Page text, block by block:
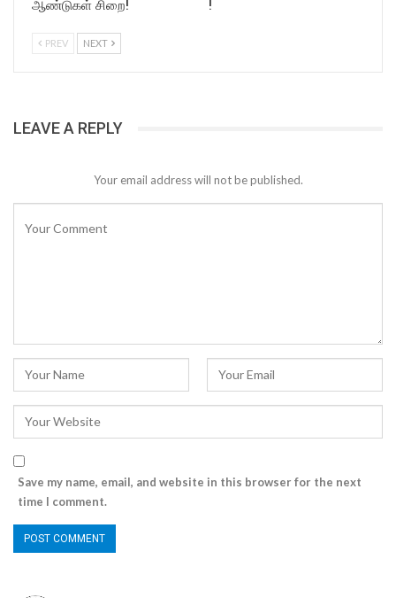
ஆண்டுகள் சிறை!
!
PREV NEXT
LEAVE A REPLY
Your email address will not be published.
Save my name, email, and website in this browser for the next
time I comment.